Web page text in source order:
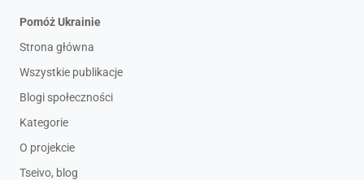
Pomóż Ukrainie
Strona główna
Wszystkie publikacje
Blogi społeczności
Kategorie
O projekcie
Tseivo, blog